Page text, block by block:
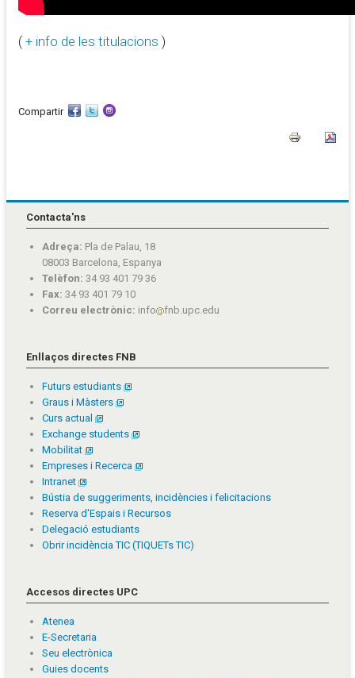
( + info de les titulacions )
Compartir
Contacta'ns
Adreça: Pla de Palau, 18
08003 Barcelona, Espanya
Telèfon: 34 93 401 79 36
Fax: 34 93 401 79 10
Correu electrònic: info fnb.upc.edu
Enllaços directes FNB
Futurs estudiants
Graus i Màsters
Curs actual
Exchange students
Mobilitat
Empreses i Recerca
Intranet
Bústia de suggeriments, incidències i felicitacions
Reserva d'Espais i Recursos
Delegació estudiants
Obrir incidència TIC (TIQUETs TIC)
Accesos directes UPC
Atenea
E-Secretaria
Seu electrònica
Guies docents